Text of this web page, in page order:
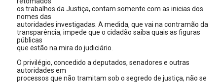
os trabalhos da Justiça, contam somente com as inicias dos
nomes das
autoridades investigadas. A medida, que vai na contramão da
transparência, impede que o cidadão saiba quais as figuras
públicas
que estão na mira do judiciário.
O privilégio, concedido a deputados, senadores e outras
autoridades em
processos que não tramitam sob o segredo de justiça, não se